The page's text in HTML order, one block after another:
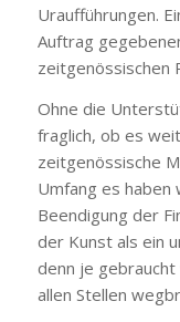
Uraufführungen.
Auftrag
zeitgenössischen
Ohne die
fraglich, ob es
zeitgenössische
Umfang es haben
Beendigung der
der Kunst als ein
denn je
allen Stellen